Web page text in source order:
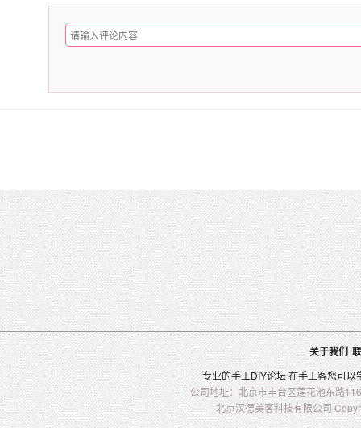
关于我们
专业的手工DIY论坛 在手工客您可以
公司地址：北京市丰台区莲花池东路
北京汉德美客科技有限公司